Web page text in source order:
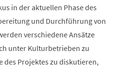
in der aktuellen Phase des
und Durchführung von
verschiedene Ansätze
unter Kulturbetrieben zu
des Projektes zu diskutieren,